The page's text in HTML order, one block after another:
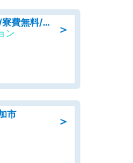
＞
検品・検査/高収入/日払いOK/寮費無料/日勤/20・30・40代活躍中
ン
＞
市